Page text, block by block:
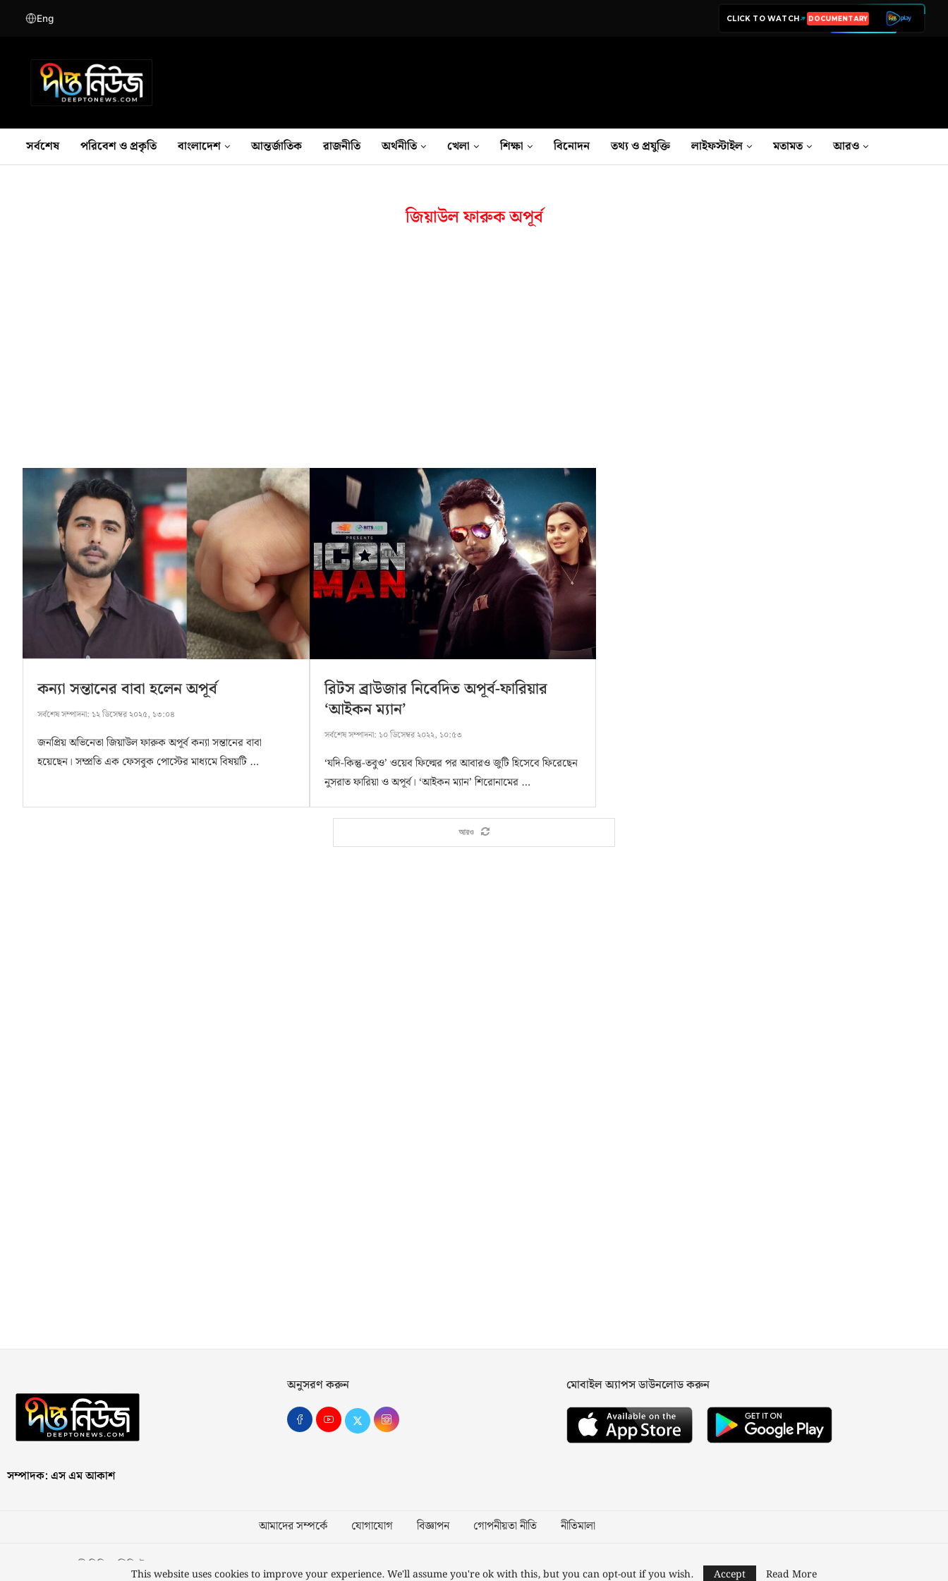
Eng CLICK TO WATCH LIVE TV
সর্বশেষ পরিবেশ ও প্রকৃতি বাংলাদেশ আন্তর্জাতিক রাজনীতি অর্থনীতি খেলা শিক্ষা বিনোদন তথ‍্য ও প্রযুক্তি লাইফস্টাইল মতামত আরও
জিয়াউল ফারুক অপূর্ব
কন্যা সন্তানের বাবা হলেন অপূর্ব
সর্বশেষ সম্পাদনা: ১২ ডিসেম্বর ২০২৫, ১৩:০৪
জনপ্রিয় অভিনেতা জিয়াউল ফারুক অপূর্ব কন্যা সন্তানের বাবা
হয়েছেন। সম্প্রতি এক ফেসবুক পোস্টের মাধ্যমে বিষয়টি …
রিটস ব্রাউজার নিবেদিত অপূর্ব-ফারিয়ার
‘আইকন ম্যান’
সর্বশেষ সম্পাদনা: ১০ ডিসেম্বর ২০২২, ১০:৫৩
‘যদি-কিন্তু-তবুও’ ওয়েব ফিল্মের পর আবারও জুটি হিসেবে ফিরেছেন
নুসরাত ফারিয়া ও অপূর্ব। ‘আইকন ম্যান’ শিরোনামের …
আরও
সম্পাদক: এস এম আকাশ
অনুসরণ করুন মোবাইল অ্যাপস ডাউনলোড করুন
আমাদের সম্পর্কে যোগাযোগ বিজ্ঞাপন গোপনীয়তা নীতি নীতিমালা
স্বত্ব © ২০২৩ কাজী মিডিয়া লিমিটেড Designed and Developed byNusratech Pte Ltd.
This website uses cookies to improve your experience. We'll assume you're ok with this, but you can opt-out if you wish. Accept Read More